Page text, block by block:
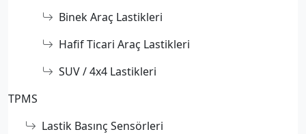
Binek Araç Lastikleri
Hafif Ticari Araç Lastikleri
SUV / 4x4 Lastikleri
TPMS
Lastik Basınç Sensörleri